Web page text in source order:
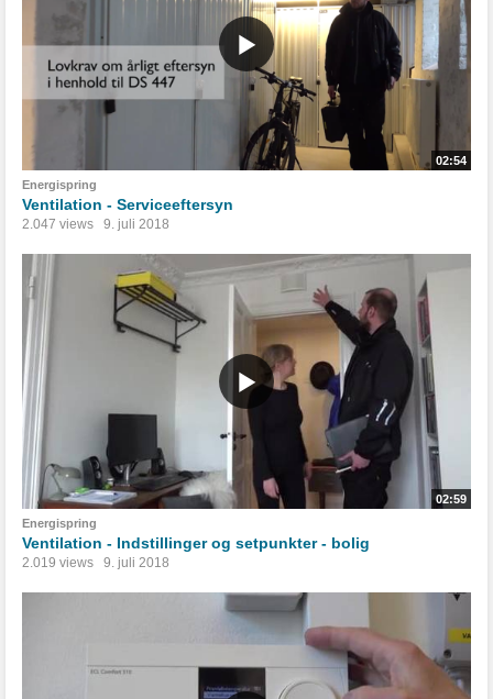
02:54
Energispring
Ventilation - Serviceeftersyn
2.047 views 9. juli 2018
02:59
Energispring
Ventilation - Indstillinger og setpunkter - bolig
2.019 views 9. juli 2018